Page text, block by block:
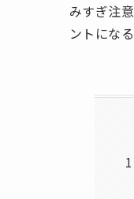
みすぎ注
ントにな